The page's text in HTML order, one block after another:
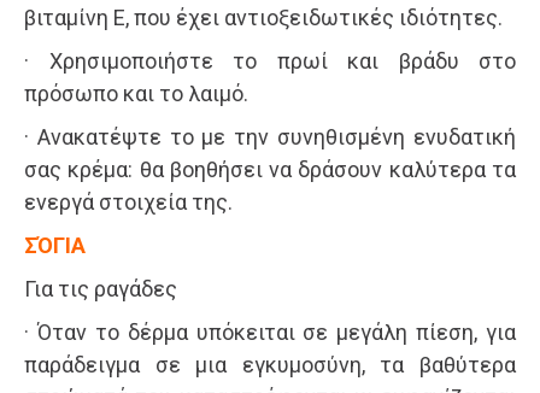
βιταμίνη Ε, που έχει αντιοξειδωτικές ιδιότητες.
· Χρησιμοποιήστε το πρωί και βράδυ στο
πρόσωπο και το λαιμό.
· Ανακατέψτε το με την συνηθισμένη ενυδατική
σας κρέμα: θα βοηθήσει να δράσουν καλύτερα τα
ενεργά στοιχεία της.
ΣΌΓΙΑ
Για τις ραγάδες
· Όταν το δέρμα υπόκειται σε μεγάλη πίεση, για
παράδειγμα σε μια εγκυμοσύνη, τα βαθύτερα